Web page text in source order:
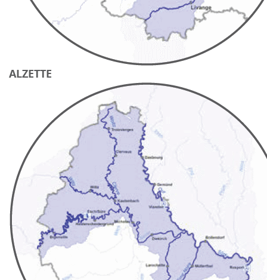
ALZETTE